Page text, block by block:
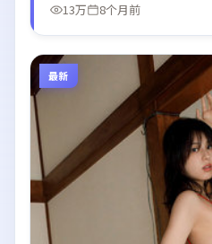
13万
8个月前
最新